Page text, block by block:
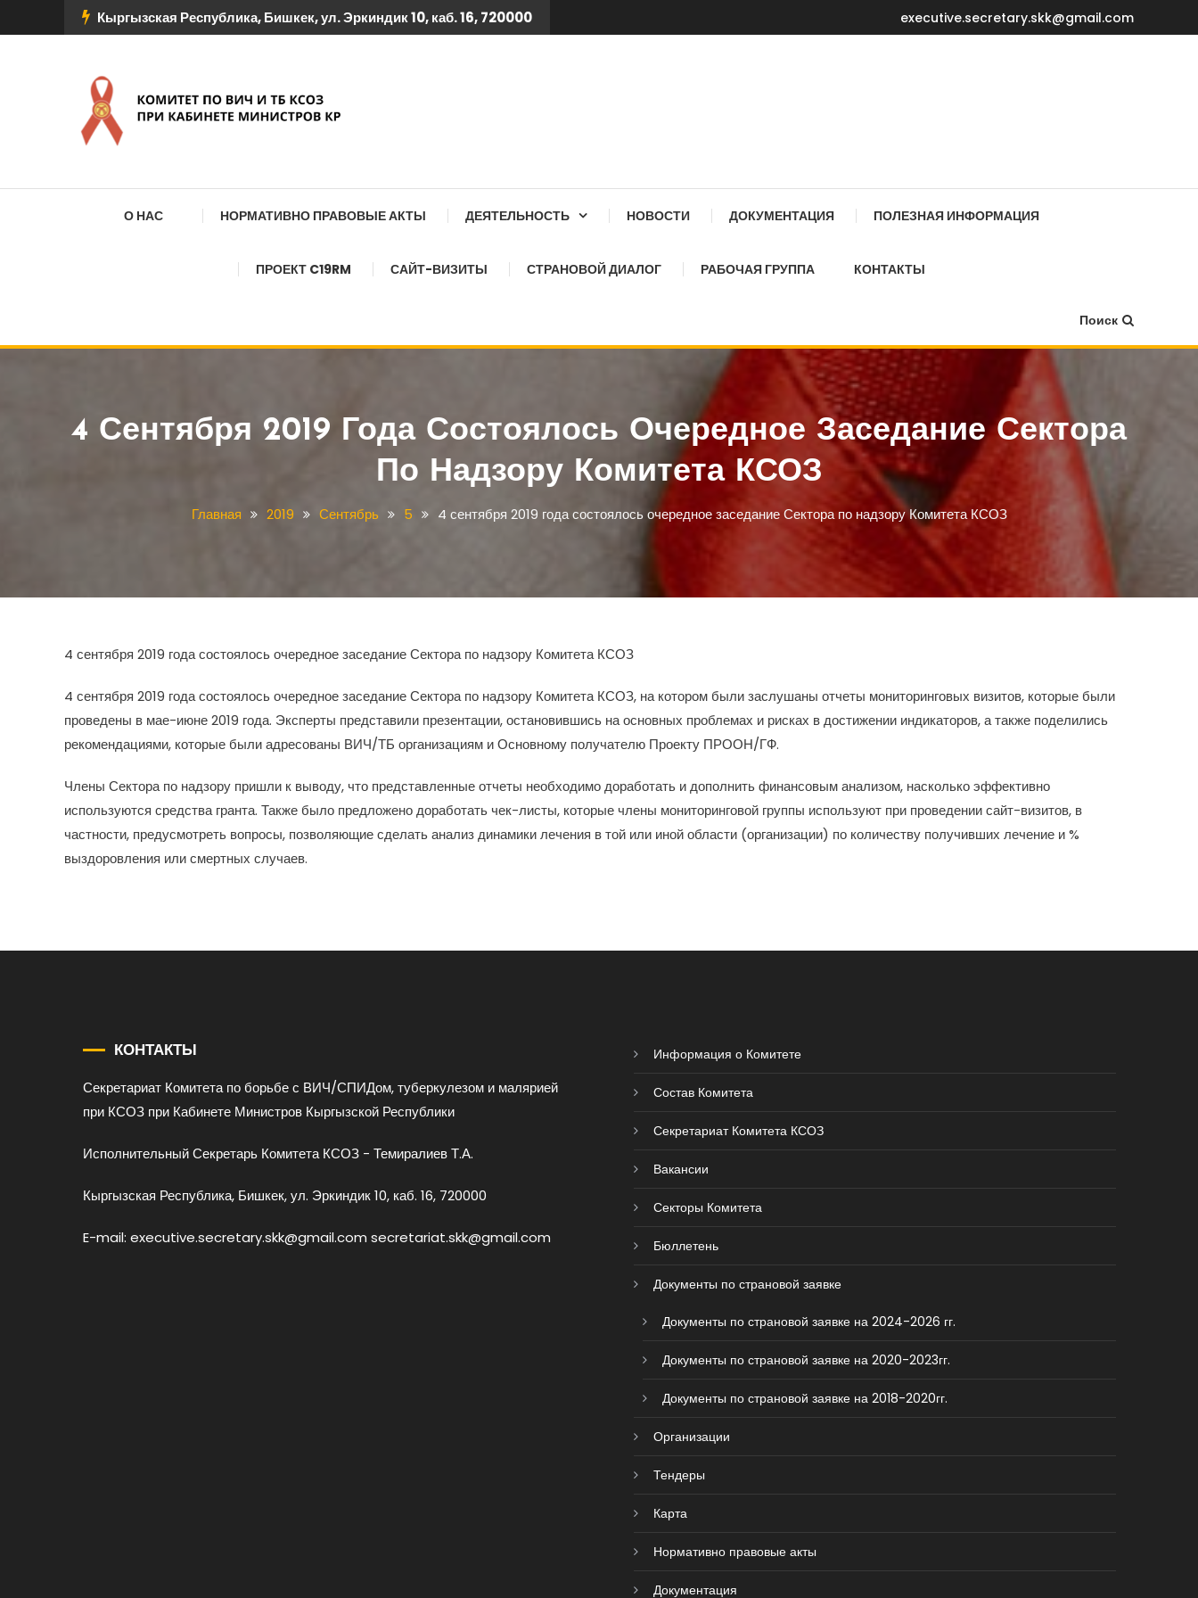
к
Кыргызская Республика, Бишкек, ул. Эркиндик 10, каб. 16, 720000 executive.secretary.skk@gmail.com
О НАС НОРМАТИВНО ПРАВОВЫЕ АКТЫ ДЕЯТЕЛЬНОСТЬ НОВОСТИ ДОКУМЕНТАЦИЯ ПОЛЕЗНАЯ ИНФОРМАЦИЯ
ПРОЕКТ C19RM САЙТ-ВИЗИТЫ СТРАНОВОЙ ДИАЛОГ РАБОЧАЯ ГРУППА КОНТАКТЫ
Поиск
4 Сентября 2019 Года Состоялось Очередное Заседание Сектора
По Надзору Комитета КСОЗ
Главная 2019 Сентябрь 5 4 сентября 2019 года состоялось очередное заседание Сектора по надзору Комитета КСОЗ
4 сентября 2019 года состоялось очередное заседание Сектора по надзору Комитета КСОЗ
4 сентября 2019 года состоялось очередное заседание Сектора по надзору Комитета КСОЗ, на котором были заслушаны отчеты мониторинговых визитов, которые были
проведены в мае-июне 2019 года. Эксперты представили презентации, остановившись на основных проблемах и рисках в достижении индикаторов, а также поделились
рекомендациями, которые были адресованы ВИЧ/ТБ организациям и Основному получателю Проекту ПРООН/ГФ.
Члены Сектора по надзору пришли к выводу, что представленные отчеты необходимо доработать и дополнить финансовым анализом, насколько эффективно
используются средства гранта. Также было предложено доработать чек-листы, которые члены мониторинговой группы используют при проведении сайт-визитов, в
частности, предусмотреть вопросы, позволяющие сделать анализ динамики лечения в той или иной области (организации) по количеству получивших лечение и %
выздоровления или смертных случаев.
КОНТАКТЫ
Секретариат Комитета по борьбе с ВИЧ/СПИДом, туберкулезом и малярией
при КСОЗ при Кабинете Министров Кыргызской Республики
Исполнительный Секретарь Комитета КСОЗ - Темиралиев Т.А.
Кыргызская Республика, Бишкек, ул. Эркиндик 10, каб. 16, 720000
E-mail: executive.secretary.skk@gmail.com secretariat.skk@gmail.com
Информация о Комитете
Состав Комитета
Секретариат Комитета КСОЗ
Вакансии
Секторы Комитета
Бюллетень
Документы по страновой заявке
Документы по страновой заявке на 2024-2026 гг.
Документы по страновой заявке на 2020-2023гг.
Документы по страновой заявке на 2018-2020гг.
Организации
Тендеры
Карта
Нормативно правовые акты
Документация